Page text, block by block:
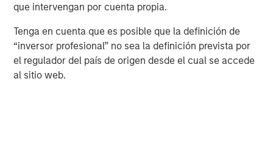
que intervengan por cuenta propia.
Tenga en cuenta que es posible que la definición de
“inversor profesional” no sea la definición prevista por
el regulador del país de origen desde el cual se accede
al sitio web.
DISCLOSURES